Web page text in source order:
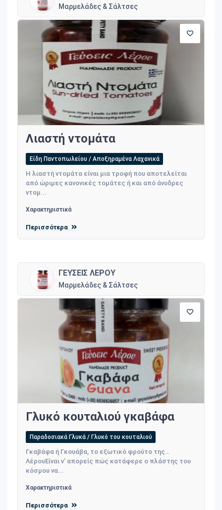
Μαρμελάδες & Σάλτσες
Λιαστή ντομάτα
Είδη Παντοπωλείου / Αποξηραμένα Λαχανικά
Η λιαστή ντομάτα είναι μια τροφή που αποτελείται
από ώριμες κανονικές τομάτες ή και από άνυδρες
ντομ...
Χαρακτηριστικά
Περισσότερα
ΓΕΥΣΕΙΣ ΛΕΡΟΥ
Μαρμελάδες & Σάλτσες
Γλυκό κουταλιού γκαβάφα
Παραδοσιακά Γλυκά / Γλυκό του κουταλιού
Γκαβάφα ή Γκουάβα, το εξωτικό φρούτο της…
ΛέρουΕίναι ν’ απορείς πώς κατάφερε ο πλάστης του
κόσμου να...
Χαρακτηριστικά
Περισσότερα